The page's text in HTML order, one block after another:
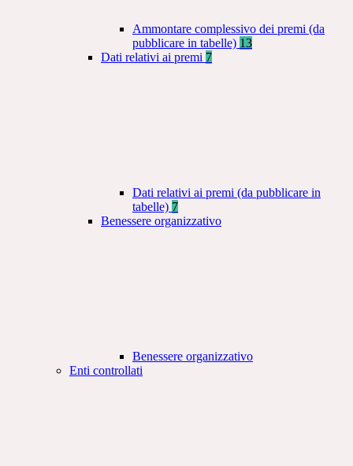
Ammontare complessivo dei premi (da
pubblicare in tabelle) 13
Dati relativi ai premi 7
Dati relativi ai premi (da pubblicare in
tabelle) 7
Benessere organizzativo
Benessere organizzativo
Enti controllati